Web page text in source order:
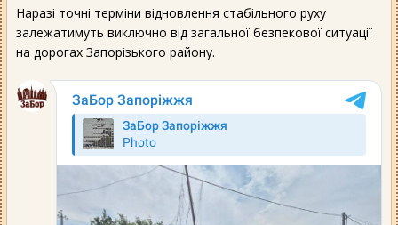
Наразі точні терміни відновлення стабільного руху
залежатимуть виключно від загальної безпекової ситуації
на дорогах Запорізького району.